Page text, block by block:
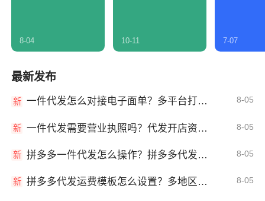
8-04 10-11 7-07
最新发布
新 一件代发怎么对接电子面单？多平台打单发货教程 8-05
新 一件代发需要营业执照吗？代发开店资质详解 8-05
新 拼多多一件代发怎么操作？拼多多代发全流程 8-05
新 拼多多代发运费模板怎么设置？多地区运费 8-05